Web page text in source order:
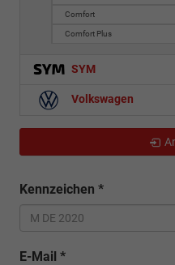
Comfort
Comfort Plus
SYM
Volkswagen
Kennzeichen *
E-Mail *